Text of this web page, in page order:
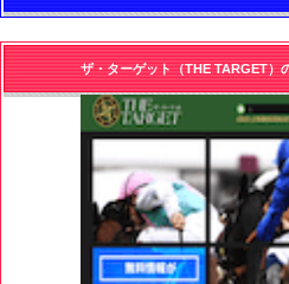
ザ・ターゲット（THE TARGET）